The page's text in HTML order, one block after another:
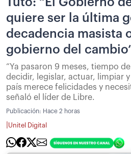
quiere ser la última
decadencia masista
gobierno del
“Ya pasaron 9 meses, tiempo
decidir, legislar, actuar, limpiar
país merece felicidades y
señaló el líder de Libre.
Publicación: Hace 2 horas
Unitel Digital